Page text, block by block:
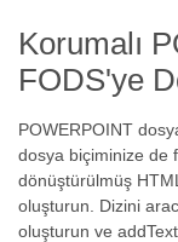
Korumalı
FODS'ye
POWERPOINT
dosya biçiminize de
dönüştürülmüş
oluşturun. Dizini
oluşturun ve